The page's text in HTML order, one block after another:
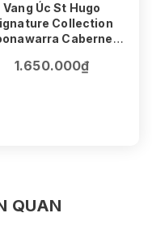
Vang Úc St Hugo
Collection
Cabernet
75cl | 14.5%
1.650.000₫
QUAN